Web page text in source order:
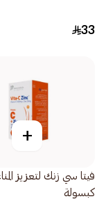
33
+
كبسولة